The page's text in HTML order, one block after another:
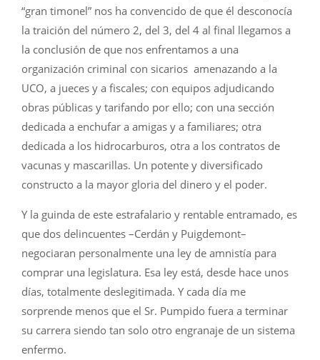
“gran timonel” nos ha convencido de que él desconocía
la traición del número 2, del 3, del 4 al final llegamos a
la conclusión de que nos enfrentamos a una
organización criminal con sicarios amenazando a la
UCO, a jueces y a fiscales; con equipos adjudicando
obras públicas y tarifando por ello; con una sección
dedicada a enchufar a amigas y a familiares; otra
dedicada a los hidrocarburos, otra a los contratos de
vacunas y mascarillas. Un potente y diversificado
constructo a la mayor gloria del dinero y el poder.
Y la guinda de este estrafalario y rentable entramado, es
que dos delincuentes –Cerdán y Puigdemont–
negociaran personalmente una ley de amnistía para
comprar una legislatura. Esa ley está, desde hace unos
días, totalmente deslegitimada. Y cada día me
sorprende menos que el Sr. Pumpido fuera a terminar
su carrera siendo tan solo otro engranaje de un sistema
enfermo.